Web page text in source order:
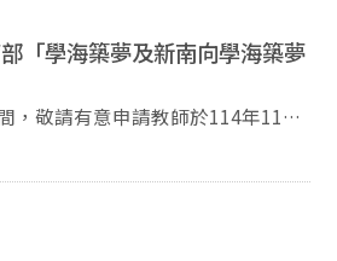
、外文
查之文
、相關辦法： 國立
員國際學術能量躍升補助施行辦法
國立政治大學學術研究補助辦法」
補助標準請參考「國立政治大學
「學海築夢及新南向學海築夢
，敬請有意申請教師於114年11月
書紙本＆電子檔至本院，以利討論